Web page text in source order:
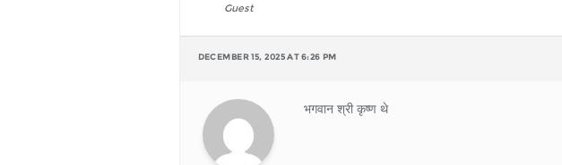
Guest
DECEMBER 15, 2025 AT 6:26 PM
भगवान श्री कृष्ण थे